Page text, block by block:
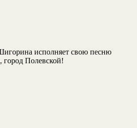
исполняет свою песню
Полевской!